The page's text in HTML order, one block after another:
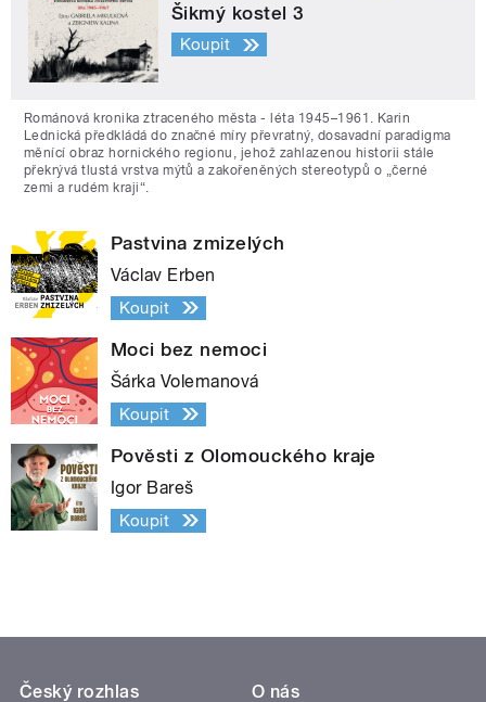
Šikmý kostel 3
Koupit
Románová kronika ztraceného města - léta 1945–1961. Karin
Lednická předkládá do značné míry převratný, dosavadní paradigma
měnící obraz hornického regionu, jehož zahlazenou historii stále
překrývá tlustá vrstva mýtů a zakořeněných stereotypů o „černé
zemi a rudém kraji“.
Pastvina zmizelých
Václav Erben
Koupit
Moci bez nemoci
Šárka Volemanová
Koupit
Pověsti z Olomouckého kraje
Igor Bareš
Koupit
Český rozhlas
O nás